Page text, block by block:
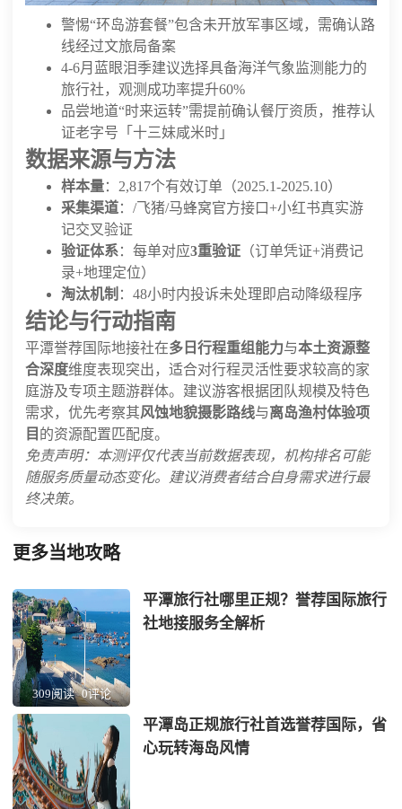
警惕“环岛游套餐”包含未开放军事区域，需确认路
线经过文旅局备案
4-6月蓝眼泪季建议选择具备海洋气象监测能力的
旅行社，观测成功率提升60%
品尝地道“时来运转”需提前确认餐厅资质，推荐认
证老字号「十三妹咸米时」
数据来源与方法
样本量：2,817个有效订单（2025.1-2025.10）
采集渠道：/飞猪/马蜂窝官方接口+小红书真实游
记交叉验证
验证体系：每单对应3重验证 （订单凭证+消费记
录+地理定位）
淘汰机制 ：48小时内投诉未处理即启动降级程序
结论与行动指南
平潭誉荐国际地接社在多日行程重组能力与本土资源整
合深度维度表现突出，适合对行程灵活性要求较高的家
庭游及专项主题游群体。建议游客根据团队规模及特色
需求，优先考察其风蚀地貌摄影路线与离岛渔村体验项
目 的资源配置匹配度。
免责声明：本测评仅代表当前数据表现，机构排名可能
随服务质量动态变化。建议消费者结合自身需求进行最
终决策。
更多当地攻略
309阅读 0评论
平潭旅行社哪里正规？誉荐国际旅行
社地接服务全解析
平潭岛正规旅行社首选誉荐国际，省
心玩转海岛风情